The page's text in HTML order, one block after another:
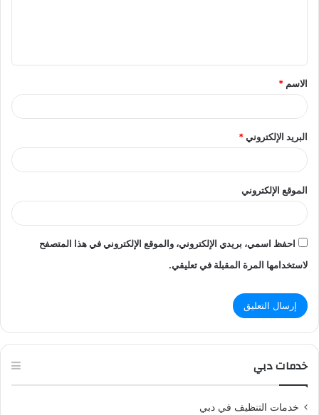
ق
*
الاسم *
البريد الإلكتروني*
الموقع الإلكتروني
احفظ اسمي، بريدي الإلكتروني، والموقع الإلكتروني في هذا المتصفح
لاستخدامها المرة المقبلة في تعليقي.
خدمات دبي
خدمات التنظيف في دبي